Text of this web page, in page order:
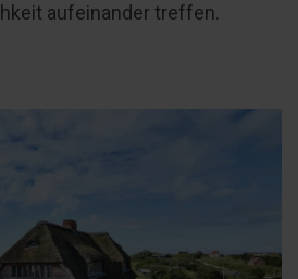
aufeinander treffen.